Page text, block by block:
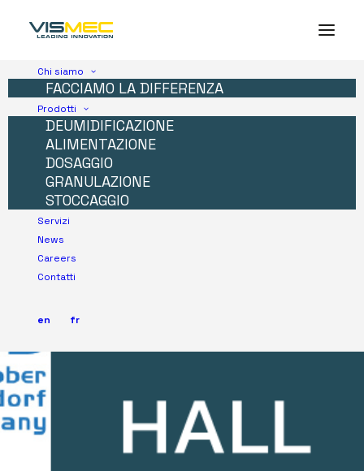
Chi siamo
FACCIAMO LA DIFFERENZA
Prodotti
DEUMIDIFICAZIONE
ALIMENTAZIONE
DOSAGGIO
GRANULAZIONE
STOCCAGGIO
Servizi
News
Careers
Contatti
en fr